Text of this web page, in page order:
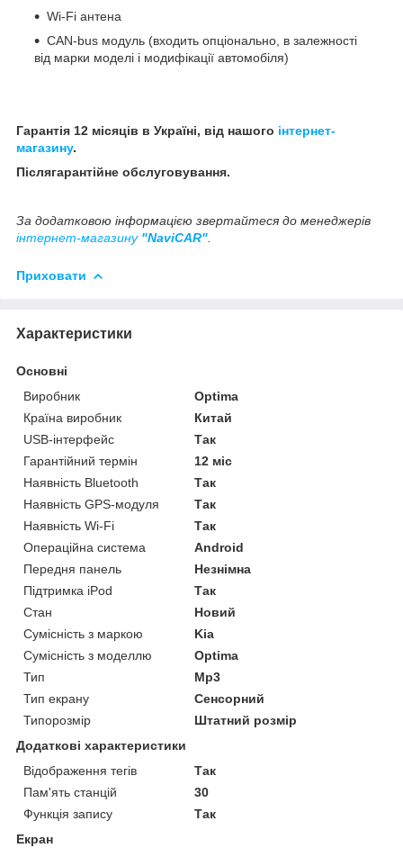
Wi-Fi антена
CAN-bus модуль (входить опціонально, в залежності
від марки моделі і модифікації автомобіля)
Гарантія 12 місяців в Україні, від нашого інтернет-
магазину.
Післягарантійне обслуговування.
За додатковою інформацією звертайтеся до менеджерів
інтернет-магазину "NaviCAR"
Приховати
Характеристики
Основні
Виробник
Optima
Країна виробник
Китай
USB-інтерфейс
Так
Гарантійний термін
12 міс
Наявність Bluetooth
Так
Наявність GPS-модуля
Так
Наявність Wi-Fi
Так
Операційна система
Android
Передня панель
Незнімна
Підтримка iPod
Так
Стан
Новий
Сумісність з маркою
Kia
Сумісність з моделлю
Optima
Тип
Mp3
Тип екрану
Сенсорний
Типорозмір
Штатний розмір
Додаткові характеристики
Відображення тегів
Так
Пам'ять станцій
30
Функція запису
Так
Екран